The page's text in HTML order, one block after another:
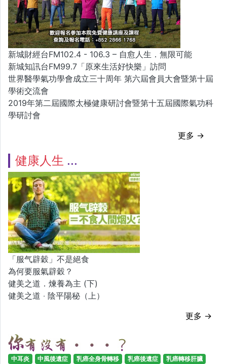
新城財經台FM102.4 - 106.3 – 自愈人生．無限可能
新城知訊台FM99.7「原來生活好快樂」訪問
世界醫學氣功學會成立三十周年 第六屆會員大會暨第十屆
學術交流會
2019年第二屆國際太極健康研討會暨第十五屆國際氣功科
學研討會
更多 →
健康人生
「服气辟穀」不是絕食
為何要服氣辟穀？
健美之道．煉養為主 (下)
健美之道 ‧ 陰平陽秘（上）
更多 →
中耳炎 中風後遺症 乳癌全身骨轉移 乳癌後遺症 乳癌轉移肝臟